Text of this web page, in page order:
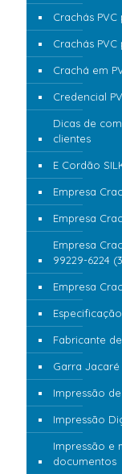
Crachás
Crachás
Crachá em
Credencial
Dicas de
clientes
E Cordão
Empresa
Empresa
Empresa
99229-6224
Empresa
Fabricante
Garra Jacaré
Impressão
Impressão
Impressão e
documentos